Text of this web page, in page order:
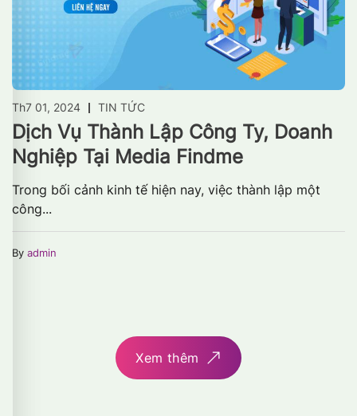
Th7 01, 2024 TIN TỨC
Dịch Vụ Thành Lập Công Ty, Doanh
Nghiệp Tại Media Findme
Trong bối cảnh kinh tế hiện nay, việc thành lập một
công...
By admin
Xem thêm